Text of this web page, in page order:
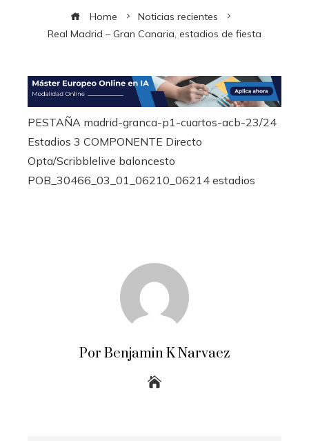
Home
Noticias recientes
Real Madrid – Gran Canaria, estadios de fiesta
PESTAÑA madrid-granca-p1-cuartos-acb-23/24
Estadios 3 COMPONENTE Directo
Opta/Scribblelive baloncesto
POB_30466_03_01_06210_06214 estadios
Por Benjamin K Narvaez